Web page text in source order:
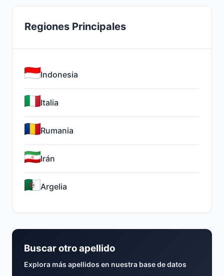
Regiones Principales
Indonesia
Italia
Rumania
Irán
Argelia
Buscar otro apellido
Explora más apellidos en nuestra base de datos